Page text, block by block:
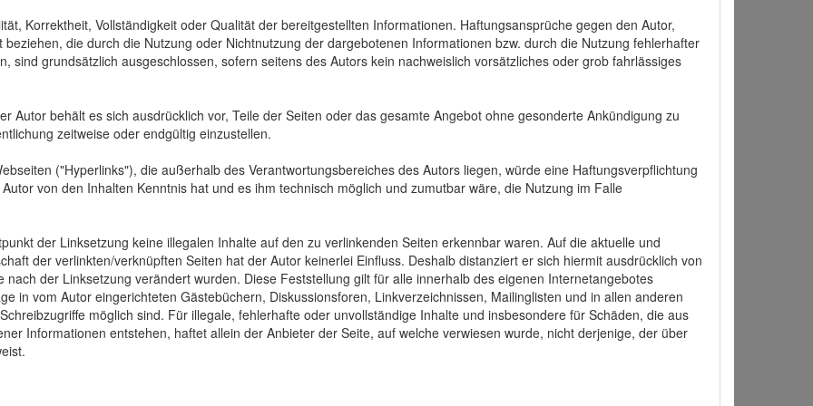
Korrektheit, Vollständigkeit oder Qualität der bereitgestellten Informationen. Haftungsansprüche gegen den Autor,
die durch die Nutzung oder Nichtnutzung der dargebotenen Informationen bzw. durch die Nutzung fehlerhafter
sind grundsätzlich ausgeschlossen, sofern seitens des Autors kein nachweislich vorsätzliches oder grob fahrlässiges
Autor behält es sich ausdrücklich vor, Teile der Seiten oder das gesamte Angebot ohne gesonderte Ankündigung zu
zeitweise oder endgültig einzustellen.
("Hyperlinks"), die außerhalb des Verantwortungsbereiches des Autors liegen, würde eine Haftungsverpflichtung
von den Inhalten Kenntnis hat und es ihm technisch möglich und zumutbar wäre, die Nutzung im Falle
der Linksetzung keine illegalen Inhalte auf den zu verlinkenden Seiten erkennbar waren. Auf die aktuelle und
der verlinkten/verknüpften Seiten hat der Autor keinerlei Einfluss. Deshalb distanziert er sich hiermit ausdrücklich von
der Linksetzung verändert wurden. Diese Feststellung gilt für alle innerhalb des eigenen Internetangebotes
in vom Autor eingerichteten Gästebüchern, Diskussionsforen, Linkverzeichnissen, Mailinglisten und in allen anderen
möglich sind. Für illegale, fehlerhafte oder unvollständige Inhalte und insbesondere für Schäden, die aus
Informationen entstehen, haftet allein der Anbieter der Seite, auf welche verwiesen wurde, nicht derjenige, der über